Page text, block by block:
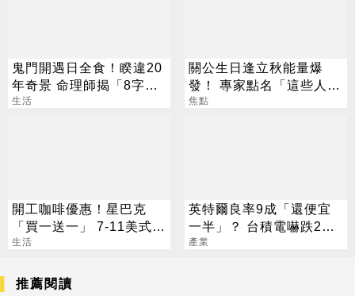
鬼門開遇日全食！睽違20
年奇景 命理師揭「8字」
叮囑
生活
關公生日逢立秋能量爆
發！ 專家點名「這些人」
別亂拜
焦點
開工咖啡優惠！星巴克
「買一送一」 7-11美式買
7送7
生活
英特爾良率9成「還便宜
一半」？ 台積電嚇跌2%
專家揭數字背後真相
產業
推薦閱讀